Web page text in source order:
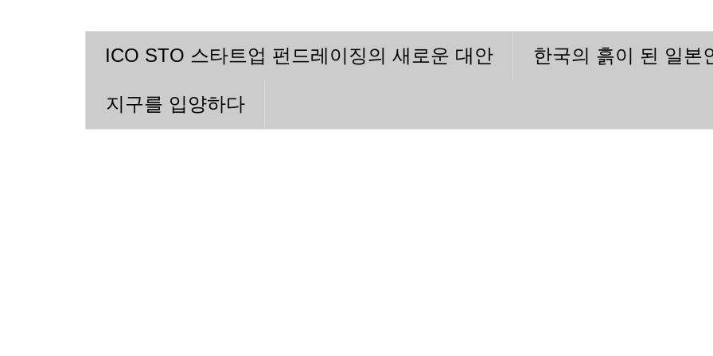
ICO STO 스타트업 펀드레이징의 새로운 대안 한국의 흙이 된 일본
지구를 입양하다